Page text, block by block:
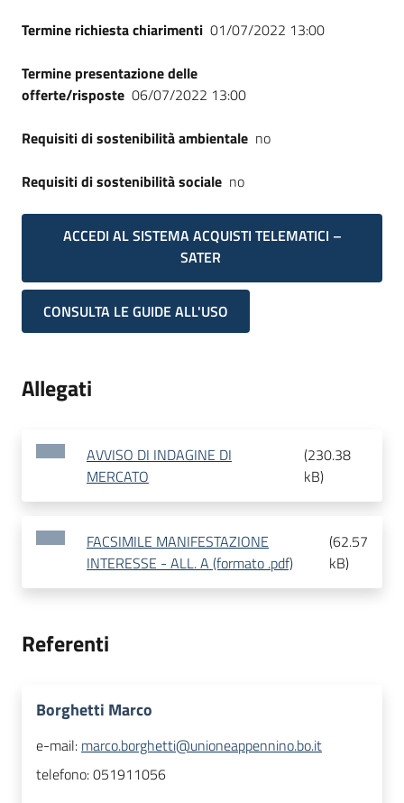
Termine richiesta chiarimenti 01/07/2022 13:00
Termine presentazione delle
offerte/risposte 06/07/2022 13:00
Requisiti di sostenibilità ambientale no
Requisiti di sostenibilità sociale no
ACCEDI AL SISTEMA ACQUISTI TELEMATICI –
SATER
CONSULTA LE GUIDE ALL'USO
Allegati
AVVISO DI INDAGINE DI
MERCATO
(230.38
kB)
FACSIMILE MANIFESTAZIONE
INTERESSE - ALL. A (formato .pdf)
(62.57
kB)
Referenti
Borghetti Marco
e-mail: marco.borghetti@unioneappennino.bo.it
telefono:051911056